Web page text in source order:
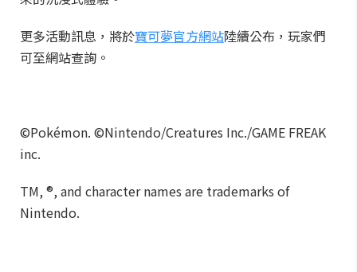
更多活動訊息，將於寶可夢官方網站陸續公布，玩家們
可至網站查詢。
©Pokémon. ©Nintendo/Creatures Inc./GAME FREAK
inc.
TM, ®, and character names are trademarks of
Nintendo.